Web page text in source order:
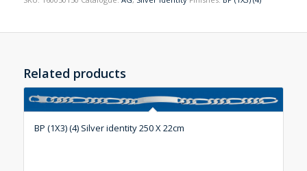
Related products
BP (1X3) (4) Silver identity 250 X 22cm